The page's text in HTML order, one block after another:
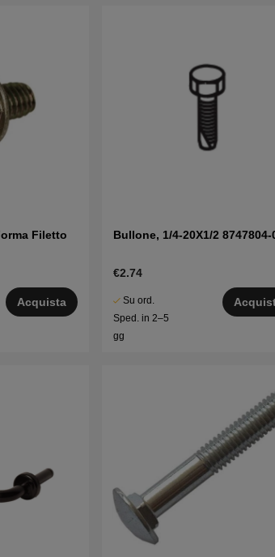
Filetto
Acquista
Bullone, 1/4-20X1/2 8747804-
€2.74
Su ord.
Sped. in 2–5
gg